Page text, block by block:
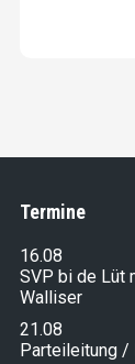
Termine
16.08
SVP bi de Lüt
Walliser
21.08
Parteileitung /